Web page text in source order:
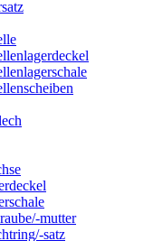
mutter
satz